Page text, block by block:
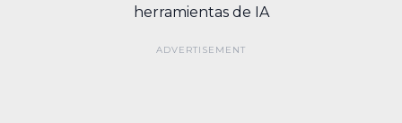
herramientas de IA